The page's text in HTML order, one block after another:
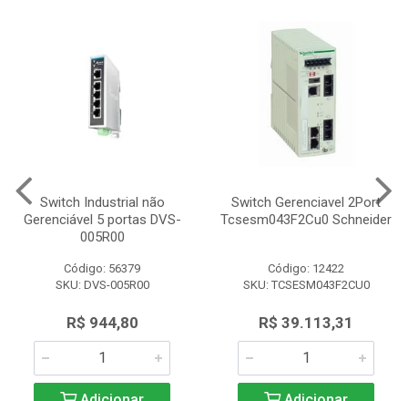
Switch Industrial não
Gerenciável 5 portas DVS-
005R00
Código: 56379
SKU: DVS-005R00
R$ 944,80
Switch Gerenciavel 2Port
Tcsesm043F2Cu0 Schneider
Código: 12422
SKU: TCSESM043F2CU0
R$ 39.113,31